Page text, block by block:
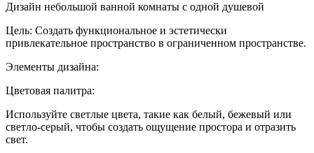
с
Дизайн небольшой ванной комнаты с одной душевой
Цель: Создать функциональное и эстетически
привлекательное пространство в ограниченном пространстве.
Элементы дизайна:
Цветовая палитра:
Используйте светлые цвета, такие как белый, бежевый или
светло-серый, чтобы создать ощущение простора и отразить
свет.